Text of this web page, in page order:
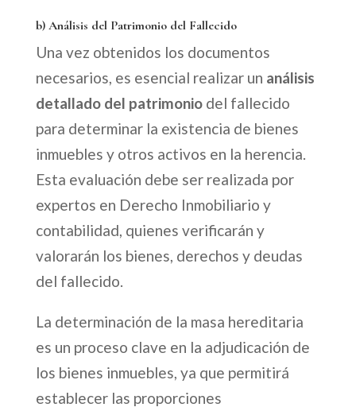
b) Análisis del Patrimonio del Fallecido
Una vez obtenidos los documentos
necesarios, es esencial realizar un análisis
detallado del patrimonio del fallecido
para determinar la existencia de bienes
inmuebles y otros activos en la herencia.
Esta evaluación debe ser realizada por
expertos en Derecho Inmobiliario y
contabilidad, quienes verificarán y
valorarán los bienes, derechos y deudas
del fallecido.
La determinación de la masa hereditaria
es un proceso clave en la adjudicación de
los bienes inmuebles, ya que permitirá
establecer las proporciones